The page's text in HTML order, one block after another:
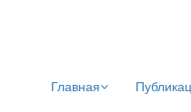
Главная